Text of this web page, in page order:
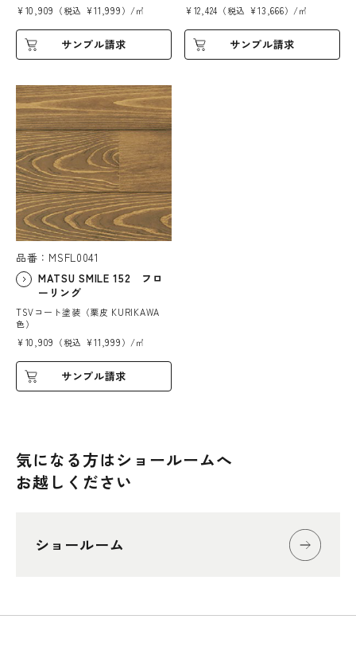
¥10,909（税込 ¥11,999）/㎡
サンプル請求
¥12,424（税込 ¥13,666）/㎡
サンプル請求
品番：MSFL0041
MATSU SMILE 152 フロ
ーリング
TSVコート塗装（栗皮 KURIKAWA
色）
¥10,909（税込 ¥11,999）/㎡
サンプル請求
気になる方はショールームへ
お越しください
ショールーム